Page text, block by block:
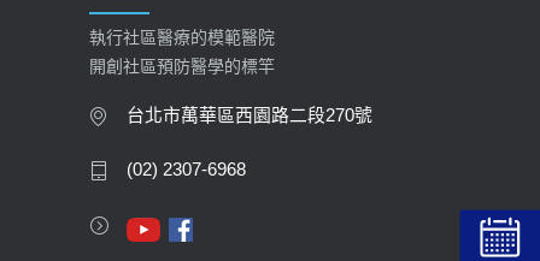
2026-02-06
大吃大喝、肥胖害到膽囊！膽結石、
膽息肉如何處理？
2023-09-27
執行社區醫療的模範醫院
開創社區預防醫學的標竿
台北市萬華區西園路二段270號
(02) 2307-6968